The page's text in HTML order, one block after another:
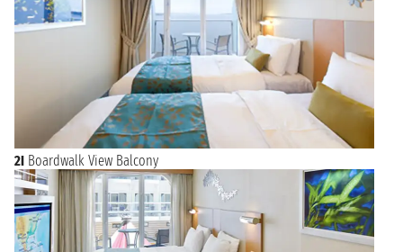
2I Boardwalk View Balcony